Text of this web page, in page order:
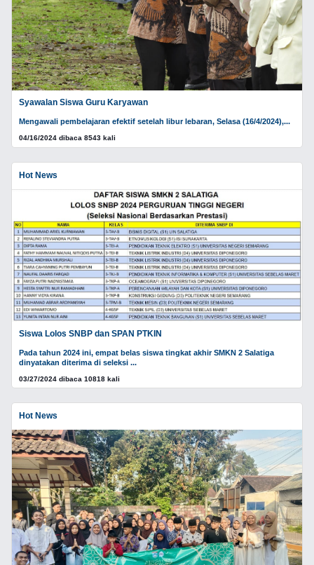
Syawalan Siswa Guru Karyawan
Mengawali pembelajaran efektif setelah libur lebaran, Selasa (16/4/2024),...
04/16/2024 dibaca 8543 kali
Hot News
Siswa Lolos SNBP dan SPAN PTKIN
Pada tahun 2024 ini, empat belas siswa tingkat akhir SMKN 2 Salatiga
dinyatakan diterima di seleksi ...
03/27/2024 dibaca 10818 kali
Hot News